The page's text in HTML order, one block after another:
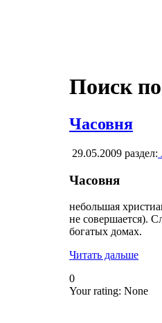
Поиск
Часовня
29.05.2009 раздел:
Часовня
небольшая
не совершается).
богатых домах.
Читать дальше
0
Your rating: None